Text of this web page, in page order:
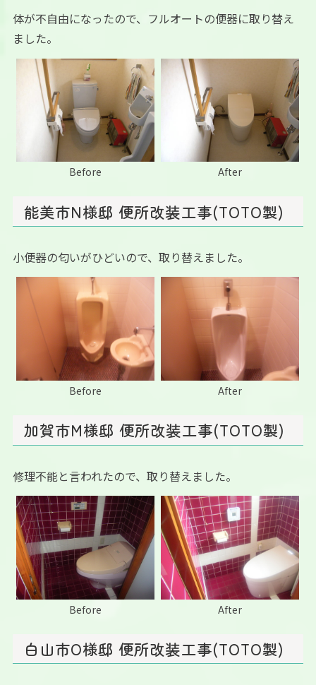
体が不自由になったので、フルオートの便器に取り替え
ました。
Before After
能美市N様邸 便所改装工事(TOTO製)
小便器の匂いがひどいので、取り替えました。
Before After
加賀市M様邸 便所改装工事(TOTO製)
修理不能と言われたので、取り替えました。
Before After
白山市O様邸 便所改装工事(TOTO製)